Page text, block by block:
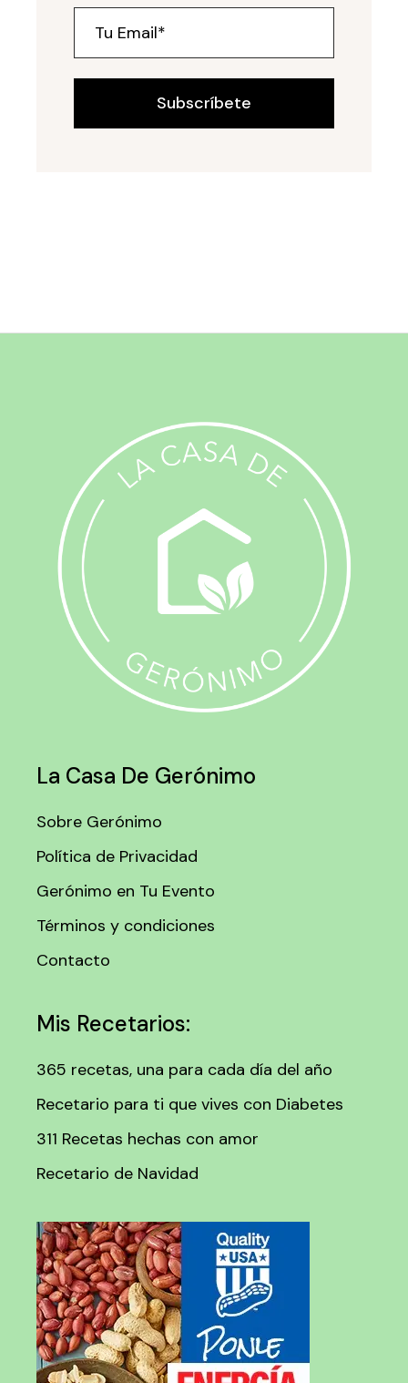
Subscríbete
La Casa De Gerónimo
Sobre Gerónimo
Política de Privacidad
Gerónimo en Tu Evento
Términos y condiciones
Contacto
Mis Recetarios:
365 recetas, una para cada día del año
Recetario para ti que vives con Diabetes
311 Recetas hechas con amor
Recetario de Navidad